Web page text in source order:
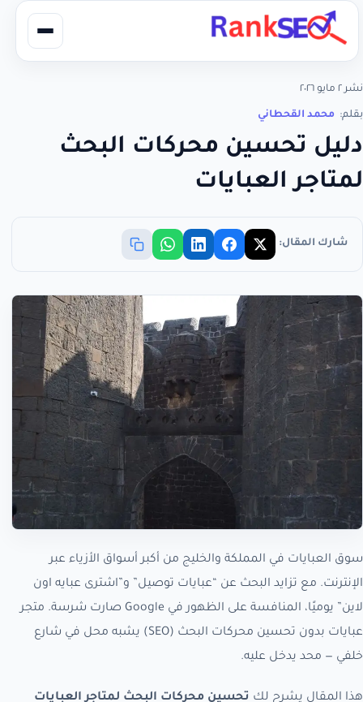
نشر ٢ مايو ٢٠٢٦
بقلم: محمد القحطاني
دليل تحسين محركات البحث
لمتاجر العبايات
شارك المقال:
سوق العبايات في المملكة والخليج من أكبر أسواق الأزياء عبر
الإنترنت. مع تزايد البحث عن “عبايات توصيل” و”اشترى عبايه اون
لاين” يوميًا، المنافسة على الظهور في Google صارت شرسة. متجر
عبايات بدون تحسين محركات البحث (SEO) يشبه محل في شارع
خلفي — محد يدخل عليه.
هذا المقال يشرح لك تحسين محركات البحث لمتاجر العبايات